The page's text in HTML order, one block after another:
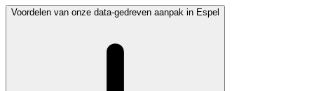
Voordelen van onze data-gedreven aanpak in Espel